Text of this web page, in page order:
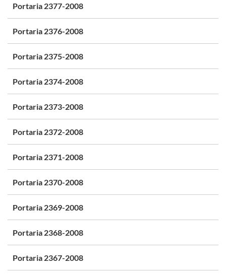
Portaria 2377-2008
Portaria 2376-2008
Portaria 2375-2008
Portaria 2374-2008
Portaria 2373-2008
Portaria 2372-2008
Portaria 2371-2008
Portaria 2370-2008
Portaria 2369-2008
Portaria 2368-2008
Portaria 2367-2008